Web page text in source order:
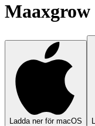
Maaxgrow
Ladda ner för macOS